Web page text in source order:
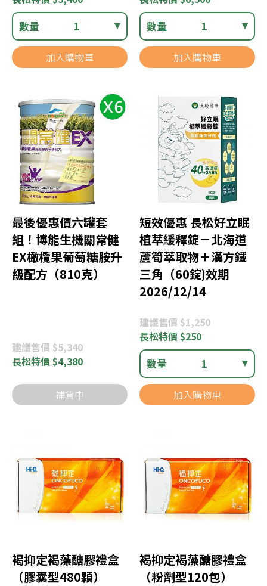
數量 1
加入購物車
數量 1
加入購物車
最後優惠價六罐套
組！博能生機關常健
EX橄欖果葡萄糖胺升
級配方（810克）
建議售價 $5,340
長松特價 $4,380
補貨中
短效優惠 長松好立眠
植萃緩釋錠－北海道
蘆筍萃取物＋漢方鐵
三角（60錠)效期
2026/12/14
建議售價 $1,250
長松特價 $250
數量 1
加入購物車
褐抑定褐藻醣膠禮盒
（膠囊型480顆）
褐抑定褐藻醣膠禮盒
（粉劑型120包）